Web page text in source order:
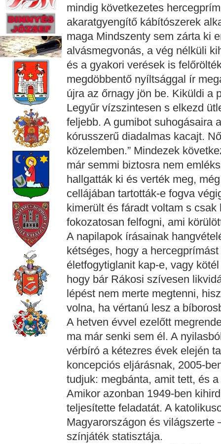
mindig következetes
akaratgyengítő kábítószerek
maga Mindszenty sem zárta ki
alvásmegvonás, a vég nélküli
és a gyakori verések is
megdöbbentő nyíltsággal ír
újra az őrnagy jön be. Kiküldi
Legyűr vízszintesen s elkezd
feljebb. A gumibot suhogásaira
kórusszerű diadalmas kacajt.
közelemben.” Mindezek
már semmi biztosra nem
hallgatták ki és verték meg,
cellájában tartották-e fogva
kimerült és fáradt voltam s
fokozatosan felfogni, ami
A napilapok írásainak
kétséges, hogy a
életfogytiglanit kap-e, vagy
hogy bár Rákosi szívesen
lépést nem merte megtenni,
volna, ha vértanú lesz a
A hetven évvel ezelőtt
ma már senki sem él. A
vérbíró a kétezres évek elején
koncepciós eljárásnak, 2005-
tudjuk: megbánta, amit tett, és
Amikor azonban 1949-ben
teljesítette feladatát. A
Magyarországon és világszerte
színjáték statisztája.